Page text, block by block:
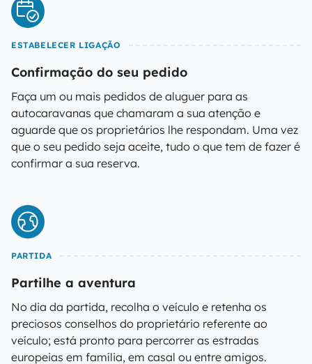
ESTABELECER LIGAÇÃO
Confirmação do seu pedido
Faça um ou mais pedidos de aluguer para as
autocaravanas que chamaram a sua atenção e
aguarde que os proprietários lhe respondam. Uma vez
que o seu pedido seja aceite, tudo o que tem de fazer é
confirmar a sua reserva.
PARTIDA
Partilhe a aventura
No dia da partida, recolha o veículo e retenha os
preciosos conselhos do proprietário referente ao
veículo; está pronto para percorrer as estradas
europeias em família, em casal ou entre amigos.